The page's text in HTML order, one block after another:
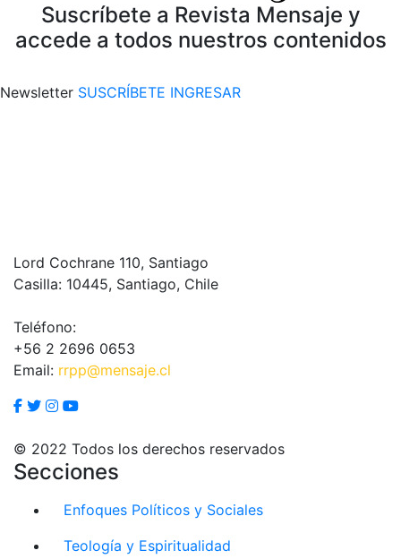
Suscríbete a Revista Mensaje y
accede a todos nuestros contenidos
Newsletter SUSCRÍBETE INGRESAR
Lord Cochrane 110, Santiago
Casilla: 10445, Santiago, Chile
Teléfono:
+56 2 2696 0653
Email: rrpp@mensaje.cl
© 2022 Todos los derechos reservados
Secciones
Enfoques Políticos y Sociales
Teología y Espiritualidad